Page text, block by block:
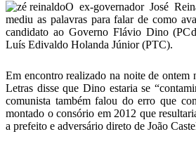
O ex-governador José
mediu as palavras para falar de como
candidato ao Governo Flávio Dino
Luís Edivaldo Holanda Júnior (PTC).
Em encontro realizado na noite de ontem
Letras disse que Dino estaria se
comunista também falou do erro que
montado o consório em 2012 que
a prefeito e adversário direto de João